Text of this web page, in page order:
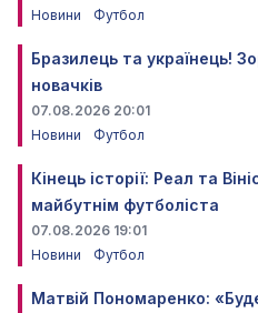
Новини
Футбол
Бразилець та українець!
новачків
07.08.2026 20:01
Новини
Футбол
Кінець історії: Реал та
майбутнім футболіста
07.08.2026 19:01
Новини
Футбол
Матвій Пономаренко: